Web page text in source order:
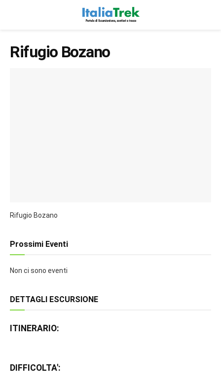
Rifugio Bozano
Rifugio Bozano
Prossimi Eventi
Non ci sono eventi
DETTAGLI ESCURSIONE
ITINERARIO:
DIFFICOLTA':